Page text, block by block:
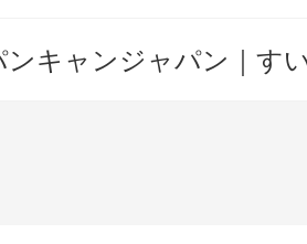
ンキャンジャパン｜す